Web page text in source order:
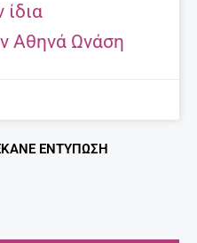
Αθηνά Ωνάση
ΕΝΤΎΠΩΣΗ